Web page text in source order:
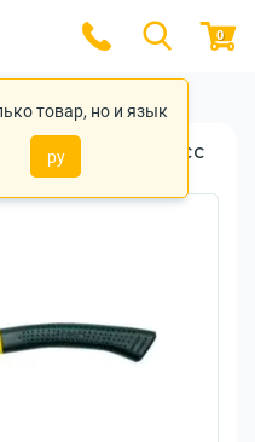
товар, но и язык
ру
0
фибергласс